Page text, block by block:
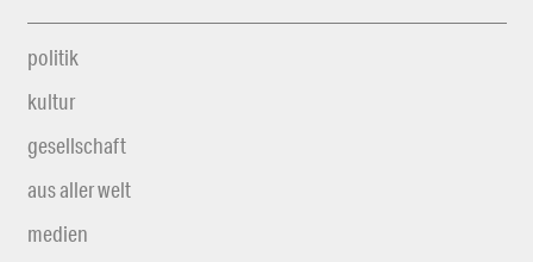
politik
kultur
gesellschaft
aus aller welt
medien